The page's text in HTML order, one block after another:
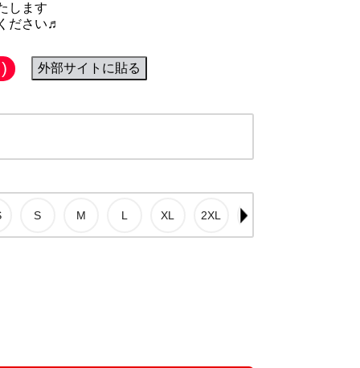
します
ださい♬
外部サイトに貼る